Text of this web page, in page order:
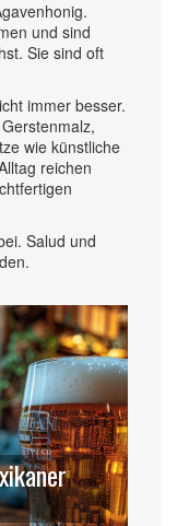
und sind
Sie sind oft
immer besser.
wie künstliche
reichen
Salud und